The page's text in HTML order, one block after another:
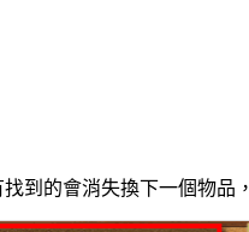
到的會消失換下一個物